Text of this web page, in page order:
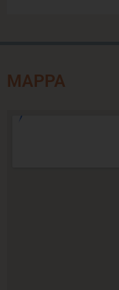
MAPPA